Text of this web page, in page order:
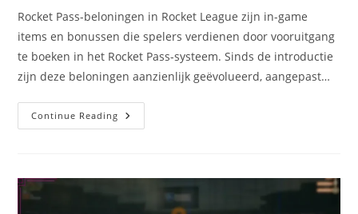
Rocket Pass-beloningen in Rocket League zijn in-game
items en bonussen die spelers verdienen door vooruitgang
te boeken in het Rocket Pass-systeem. Sinds de introductie
zijn deze beloningen aanzienlijk geëvolueerd, aangepast…
Continue Reading Rocket
Pass
Seizoenen,
Toekomstige
Voorspellingen